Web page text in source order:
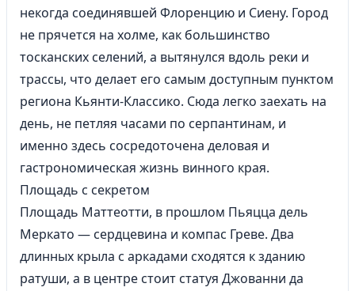
некогда соединявшей Флоренцию и Сиену. Город
не прячется на холме, как большинство
тосканских селений, а вытянулся вдоль реки и
трассы, что делает его самым доступным пунктом
региона Кьянти-Классико. Сюда легко заехать на
день, не петляя часами по серпантинам, и
именно здесь сосредоточена деловая и
гастрономическая жизнь винного края.
Площадь с секретом
Площадь Маттеотти, в прошлом Пьяцца дель
Меркато — сердцевина и компас Греве. Два
длинных крыла с аркадами сходятся к зданию
ратуши, а в центре стоит статуя Джованни да